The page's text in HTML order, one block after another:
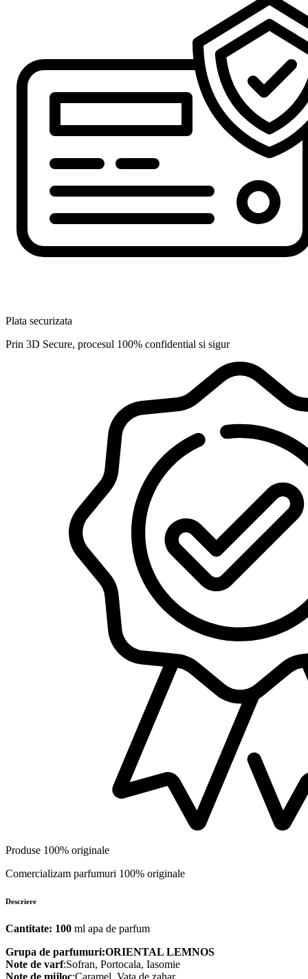
Plata securizata
Prin 3D Secure, procesul 100% confidential si sigur
Produse 100% originale
Comercializam parfumuri 100% originale
Descriere
Cantitate: 100 ml apa de parfum
Grupa de parfumuri:ORIENTAL LEMNOS
Note de varf:Sofran, Portocala, Iasomie